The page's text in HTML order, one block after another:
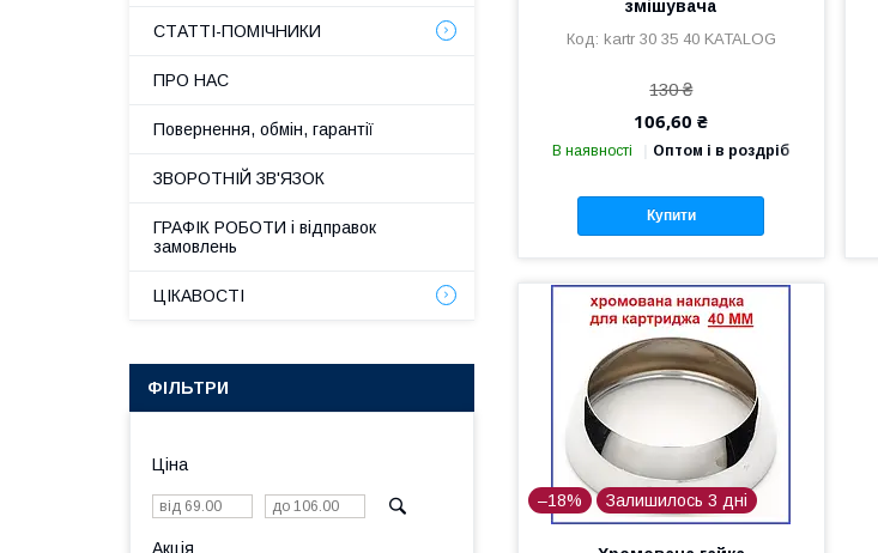
змішувача
kartr 30 35 40 KATALOG
130 ₴
106,60 ₴
В наявності Оптом і в роздріб
Купити
–18% Залишилось 3 дні
СТАТТІ-ПОМІЧНИКИ
ПРО НАС
Повернення, обмін, гарантії
ЗВОРОТНІЙ ЗВ'ЯЗОК
ГРАФІК РОБОТИ і відправок
замовлень
ЦІКАВОСТІ
ФІЛЬТРИ
Ціна
Акція